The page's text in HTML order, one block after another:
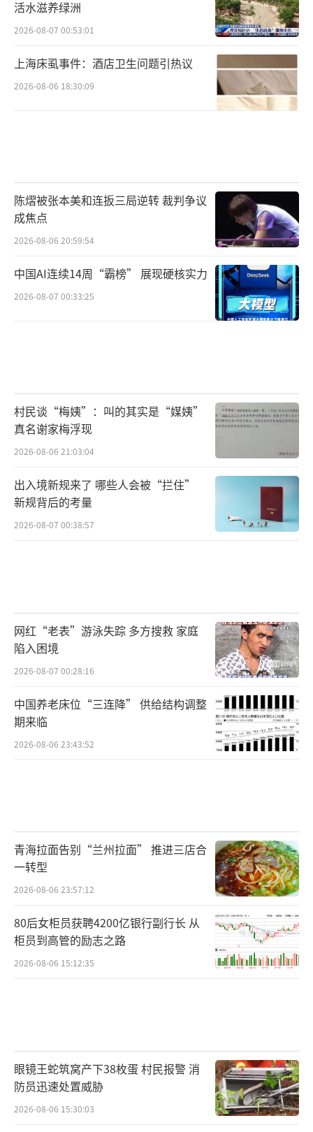
活水滋养绿洲
2026-08-07 00:53:01
上海床虱事件：酒店卫生问题引热议
2026-08-06 18:30:09
陈熠被张本美和连扳三局逆转 裁判争议
成焦点
2026-08-06 20:59:54
中国AI连续14周“霸榜” 展现硬核实力
2026-08-07 00:33:25
村民谈“梅姨”：叫的其实是“媒姨”
真名谢家梅浮现
2026-08-06 21:03:04
出入境新规来了 哪些人会被“拦住”
新规背后的考量
2026-08-07 00:38:57
网红“老表”游泳失踪 多方搜救 家庭
陷入困境
2026-08-07 00:28:16
中国养老床位“三连降” 供给结构调整
期来临
2026-08-06 23:43:52
青海拉面告别“兰州拉面” 推进三店合
一转型
2026-08-06 23:57:12
80后女柜员获聘4200亿银行副行长 从
柜员到高管的励志之路
2026-08-06 15:12:35
眼镜王蛇筑窝产下38枚蛋 村民报警 消
防员迅速处置威胁
2026-08-06 15:30:03